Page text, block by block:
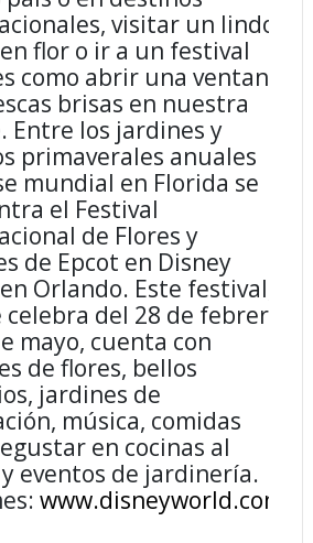
visitar un lindo
flor o ir a un festival
como abrir una ventana
brisas en nuestra
Entre los jardines y
primaverales anuales
mundial en Florida se
el Festival
de Flores y
de Epcot en Disney
Orlando. Este festival,
celebra del 28 de febrero
mayo, cuenta con
de flores, bellos
jardines de
música, comidas
en cocinas al
eventos de jardinería.
www.disneyworld.com